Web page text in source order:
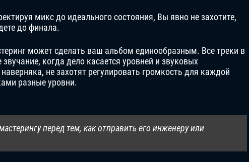
микс до идеального состояния, Вы явно не захотите,
до финала.
может сделать ваш альбом единообразным. Все треки в
когда дело касается уровней и звуковых
не захотят регулировать громкость для каждой
разные уровни.
перед тем, как отправить его инженеру или